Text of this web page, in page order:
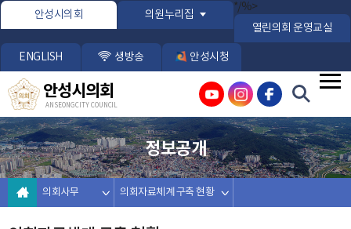
본문바로가기
안성시의회 의원누리집
*/%>
열린의회 운영교실
ENGLISH 생방송 안성시청
안성시의회
ANSEONG CITY COUNCIL
정보공개
의회사무 의회자료체계 구축 현황